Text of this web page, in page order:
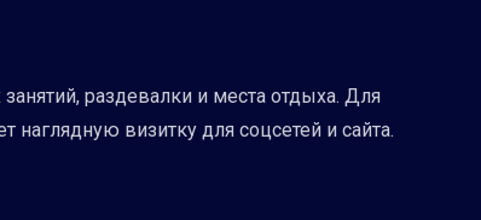
раздевалки и места отдыха. Для
наглядную визитку для соцсетей и сайта.